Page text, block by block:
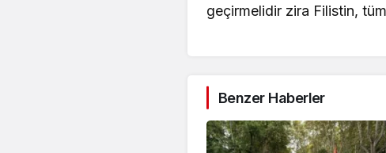
geçirmelidir zira Filistin,
Benzer Haberler